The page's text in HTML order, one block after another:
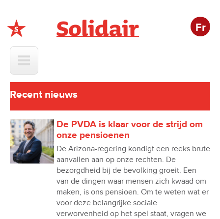
Fr
Solidair
Recent nieuws
De PVDA is klaar voor de strijd om
onze pensioenen
De Arizona-regering kondigt een reeks brute
aanvallen aan op onze rechten. De
bezorgdheid bij de bevolking groeit. Een
van de dingen waar mensen zich kwaad om
maken, is ons pensioen. Om te weten wat er
voor deze belangrijke sociale
verworvenheid op het spel staat, vragen we